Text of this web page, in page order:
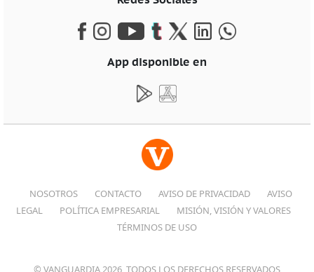
App disponible en
NOSOTROS CONTACTO AVISO DE PRIVACIDAD
AVISO
LEGAL
POLÍTICA EMPRESARIAL
MISIÓN, VISIÓN Y VALORES
TÉRMINOS DE USO
© VANGUARDIA 2026, TODOS LOS DERECHOS RESERVADOS